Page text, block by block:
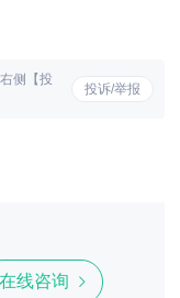
投诉/举报
侧【投
在线咨询